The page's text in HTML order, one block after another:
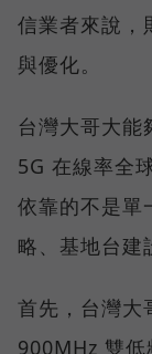
信業者來說，
與優化。
台灣大哥大
5G 在線率全
依靠的不是單
略、基地台建
首先，台灣大
900MHz 雙低